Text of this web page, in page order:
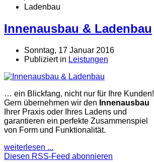
Ladenbau
Innenausbau & Ladenbau
Sonntag, 17 Januar 2016
Publiziert in Leistungen
… ein Blickfang, nicht nur für Ihre Kunden!
Gern übernehmen wir den Innenausbau
Ihrer Praxis oder Ihres Ladens und
garantieren ein perfekte Zusammenspiel
von Form und Funktionalität.
weiterlesen ...
Diesen RSS-Feed abonnieren